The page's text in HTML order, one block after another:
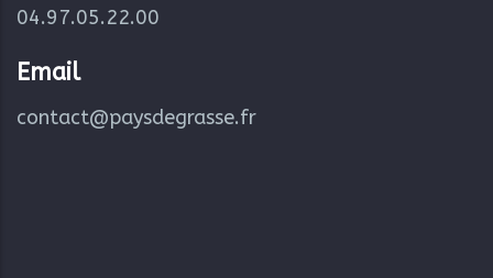
04.97.05.22.00
Email
contact@paysdegrasse.fr